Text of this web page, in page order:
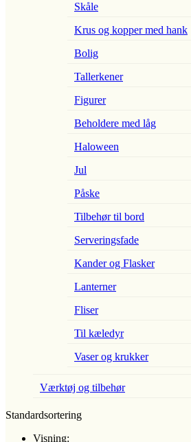
Skåle
Krus og kopper med hank
Bolig
Tallerkener
Figurer
Beholdere med låg
Haloween
Jul
Påske
Tilbehør til bord
Serveringsfade
Kander og Flasker
Lanterner
Fliser
Til kæledyr
Vaser og krukker
Værktøj og tilbehør
Standardsortering
Visning: